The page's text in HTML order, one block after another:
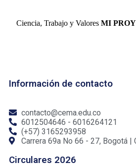
Ciencia, Trabajo y Valores MI
Información de contacto
contacto@cema.edu.co
6012504646 - 6016264121
(+57) 3165293958
Carrera 69a No 66 - 27, Bogotá |
Circulares 2026